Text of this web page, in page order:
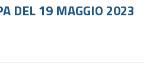
DEL 19 MAGGIO 2023